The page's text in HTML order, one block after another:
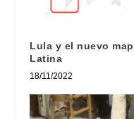
Lula y el nuevo
Latina
18/11/2022